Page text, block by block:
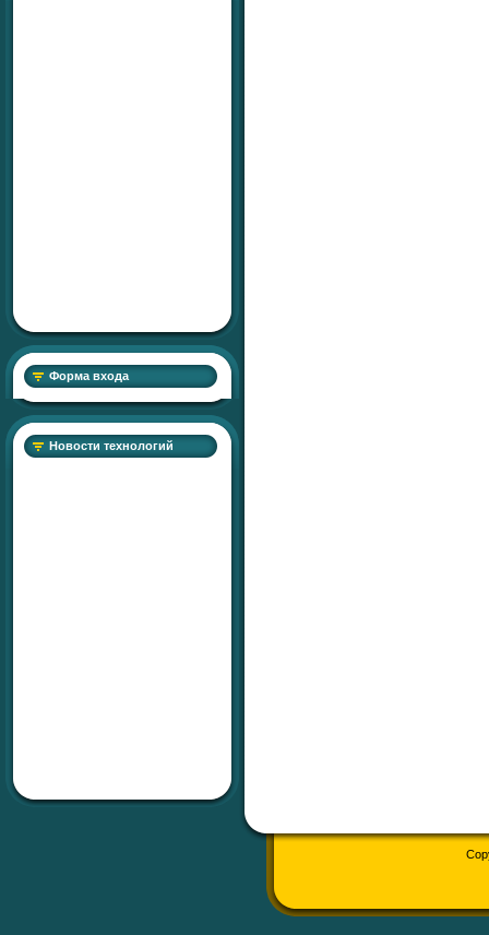
Форма входа
Новости технологий